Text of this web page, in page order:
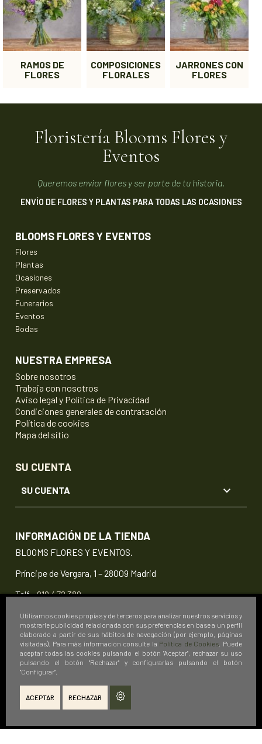
Utilizamos cookies propias y de terceros para analizar nuestros servicios y
mostrarle publicidad relacionada con sus preferencias en base a un perfil
elaborado a partir de sus hábitos de navegación (por ejemplo, páginas
visitadas). Para más información consulte la Política de Cookies . Puede
aceptar todas las cookies pulsando el botón "Aceptar", rechazar su uso
pulsando el botón "Rechazar" y configurarlas pulsando el botón
"Configurar".
ACEPTAR RECHAZAR
RAMOS DE
FLORES
COMPOSICIONES
FLORALES
JARRONES CON
FLORES
Floristería Blooms Flores y
Eventos
Queremos enviar flores y ser parte de tu historia.
ENVÍO DE FLORES Y PLANTAS PARA TODAS LAS OCASIONES
BLOOMS FLORES Y EVENTOS
Flores
Plantas
Ocasiones
Preservados
Funerarios
Eventos
Bodas
NUESTRA EMPRESA
Sobre nosotros
Trabaja con nosotros
Aviso legal y Política de Privacidad
Condiciones generales de contratación
Política de cookies
Mapa del sitio
SU CUENTA
SU CUENTA 
INFORMACIÓN DE LA TIENDA
BLOOMS FLORES Y EVENTOS.
Príncipe de Vergara, 1 – 28009 Madrid
Telf.:919 472 389
info@floristeriablooms.com